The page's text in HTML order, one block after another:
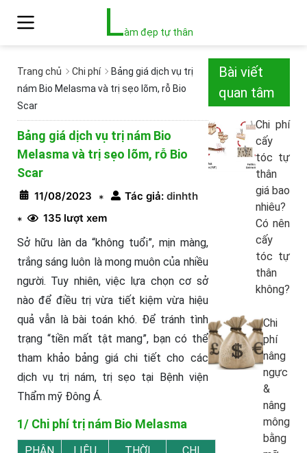
Làm đẹp tự thân
Trang chủ Chi phí
Bảng giá dịch vụ trị
nám Bio Melasma và trị sẹo lõm, rỗ Bio
Scar
Bảng giá dịch vụ trị nám Bio
Melasma và trị sẹo lõm, rỗ Bio
Scar
11/08/2023 * Tác giả: dinhth
*
135 lượt xem
Sở hữu làn da “không tuổi”, mịn màng,
trắng sáng luôn là mong muôn của nhiều
người. Tuy nhiên, việc lựa chọn cơ sở
nào để điều trị vừa tiết kiệm vừa hiệu
quả vẫn là bài toán khó. Để tránh tình
trạng “tiền mất tật mang”, bạn có thể
tham khảo bảng giá chi tiết cho các
dịch vụ trị nám, trị sẹo tại Bệnh viện
Thẩm mỹ Đông Á.
1/ Chi phí trị nám Bio Melasma
Bài viết
quan tâm
Chi phí
cấy
tóc tự
thân
giá bao
nhiêu?
Có nên
cấy
tóc tự
thân
không?
Chi
phí
nâng
ngực
&
nâng
mông
bằng